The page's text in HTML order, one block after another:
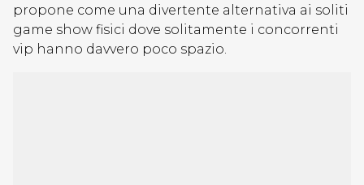
propone come una divertente alternativa ai soliti
game show fisici dove solitamente i concorrenti
vip hanno davvero poco spazio.